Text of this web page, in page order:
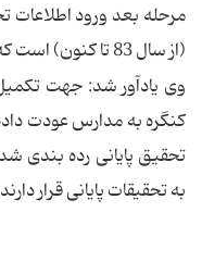
مرحله بعد ورود
(از سال 83 تا کنون) است که حدود 1500 جلد می باشد.
وی یادآور شد: جهت
تحقیق پایانی رده بندی
به تحقیقات پایانی قرار